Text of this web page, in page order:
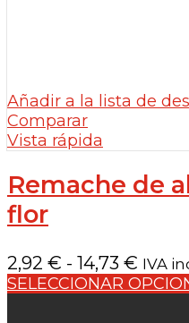
Añadir a la lista de
Comparar
Vista rápida
Remache de
flor
2,92 € - 14,73 €
de
IVA
SELECCIONAR